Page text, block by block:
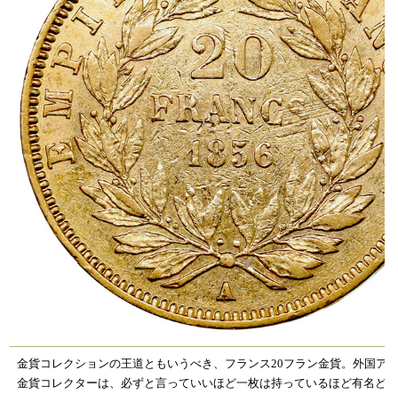
金貨コレクションの王道ともいうべき、フランス20フラン金貨。外国ア
金貨コレクターは、必ずと言っていいほど一枚は持っているほど有名ど